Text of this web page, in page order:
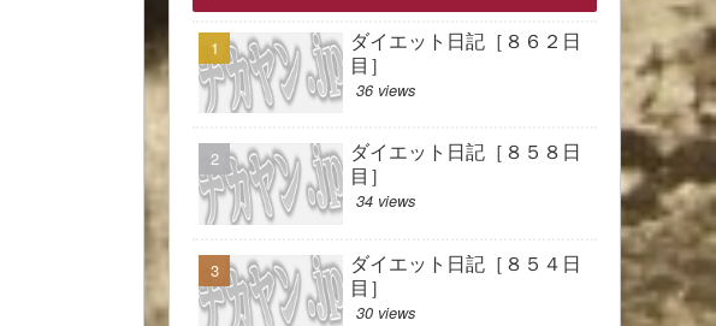
ダイエット日記［８６２日
目］
36 views
ダイエット日記［８５８日
目］
34 views
ダイエット日記［８５４日
目］
30 views